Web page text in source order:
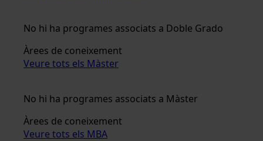
No hi ha programes associats a Doble Grado
Àrees de coneixement
Veure tots els Màster
No hi ha programes associats a Màster
Àrees de coneixement
Veure tots els MBA